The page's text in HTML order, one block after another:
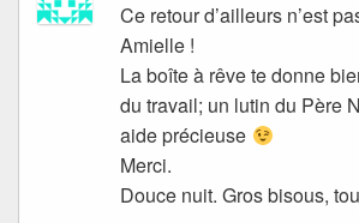
Ce retour d’ailleurs n’est
Amielle !
La boîte à rêve te donne
du travail; un lutin du Père
aide précieuse
Merci.
Douce nuit. Gros bisous,